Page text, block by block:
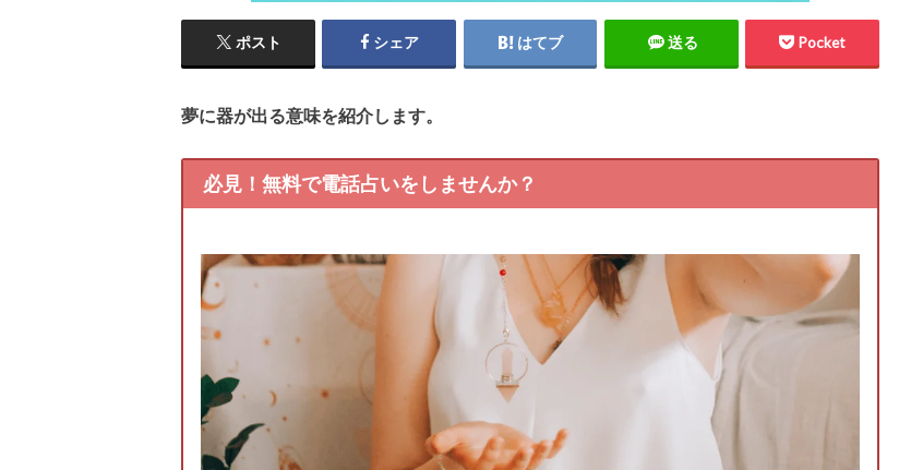
ポスト シェア はてブ 送る Pocket
夢に器が出る意味を紹介します。
必見！無料で電話占いをしませんか？